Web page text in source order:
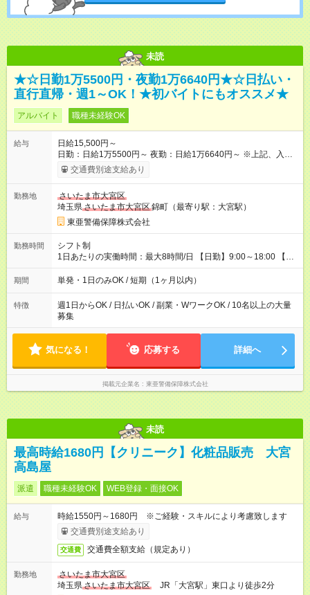
未読
★☆日勤1万5500円・夜勤1万6640円★☆日払い・
直行直帰・週1～OK！★初バイトにもオススメ★
アルバイト 職種未経験OK
給与
日給15,500円～
日勤：日給1万5500円～ 夜勤：日給1万6640円～ ※上記、入社
祝手当4000円含む(25勤務まで) ┗新任研修の終了から100日以内
┗規定あり ／ 経験や年齢を問わず、 頑張った方全員に支給され
日給は全額支給！ ■月22日以上勤務すると… 日給1000円UP！ ■
日払い・週払い・前払いOK！ 給与即時払いサービス『クリア
(CRIA)』で 最短当日にコンビニATMから 現金で給与を受け取れ
ます♪ ※稼働分・規定あり ■法定研修(7h×3日間)中も 手当をしっ
かり【3万円】支給！ ┗研修手当の一部(9，000円)は手渡しで支
給 ┗昼食代も別途支給(500円×3日間） ┗研修期間中も交通費全額
交通費別途支給あり
勤務地
さいたま市大宮区
埼玉県さいたま市大宮区錦町（最寄り駅：大宮駅）
東亜警備保障株式会社
勤務時間
シフト制
1日あたりの実働時間：最大8時間/日 【日勤】9:00～18:00 【夜
勤】20:00～翌5:00 ・【日勤のみ】【夜勤のみ】もOK♪ ・自分
の都合に合わせて稼げます◎ ・シフトの申告は電話・メールで
ライベートの予定に 合わせて好きな時など、自由に働けます
期間 単発・1日のみOK / 短期（1ヶ月以内）
特徴
週1日からOK / 日払いOK / 副業・WワークOK / 10名以上の大量
募集
気になる！ 応募する 詳細へ
掲載元企業名 東亜警備保障株式会社
未読
最高時給1680円【クリニーク】化粧品販売 大宮
高島屋
派遣 職種未経験OK WEB登録・面接OK
給与
時給1550円～1680円 ※ご経験・スキルにより考慮致します
交通費別途支給あり
交通費 交通費全額支給（規定あり）
勤務地
さいたま市大宮区
埼玉県さいたま市大宮区
JR「大宮駅」東口より徒歩2分